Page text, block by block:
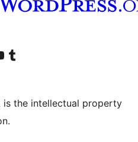
TokTok
notre chaîne YouTube
Visiter notre compte Tumblr
is the intellectual property